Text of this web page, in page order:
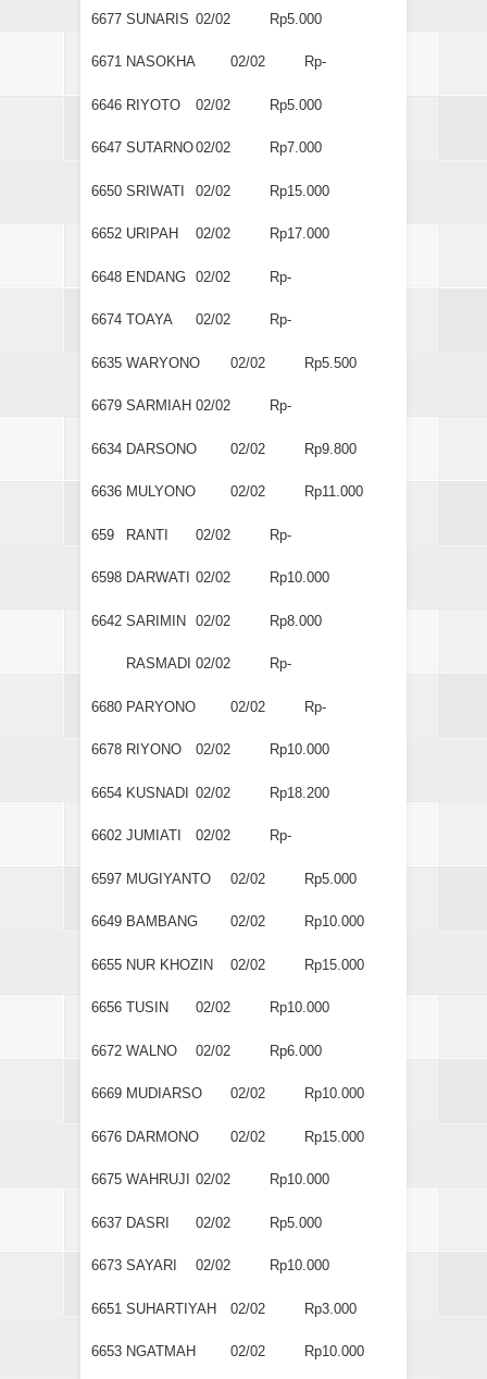
6677 SUNARIS 02/02 Rp5.000
6671 NASOKHA 02/02 Rp-
6646 RIYOTO 02/02 Rp5.000
6647 SUTARNO02/02 Rp7.000
6650 SRIWATI 02/02 Rp15.000
6652 URIPAH 02/02 Rp17.000
6648 ENDANG 02/02 Rp-
6674 TOAYA 02/02 Rp-
6635 WARYONO 02/02 Rp5.500
6679 SARMIAH 02/02 Rp-
6634 DARSONO 02/02 Rp9.800
6636 MULYONO 02/02 Rp11.000
659 RANTI 02/02 Rp-
6598 DARWATI 02/02 Rp10.000
6642 SARIMIN 02/02 Rp8.000
RASMADI 02/02 Rp-
6680 PARYONO 02/02 Rp-
6678 RIYONO 02/02 Rp10.000
6654 KUSNADI 02/02 Rp18.200
6602 JUMIATI 02/02 Rp-
6597 MUGIYANTO 02/02 Rp5.000
6649 BAMBANG 02/02 Rp10.000
6655 NUR KHOZIN 02/02 Rp15.000
6656 TUSIN 02/02 Rp10.000
6672 WALNO 02/02 Rp6.000
6669 MUDIARSO 02/02 Rp10.000
6676 DARMONO 02/02 Rp15.000
6675 WAHRUJI 02/02 Rp10.000
6637 DASRI 02/02 Rp5.000
6673 SAYARI 02/02 Rp10.000
6651 SUHARTIYAH 02/02 Rp3.000
6653 NGATMAH 02/02 Rp10.000